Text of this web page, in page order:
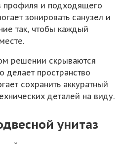
профиля и подходящего
зонировать санузел и
так, чтобы каждый
решении скрываются
делает пространство
сохранить аккуратный
деталей на виду.
унитаз